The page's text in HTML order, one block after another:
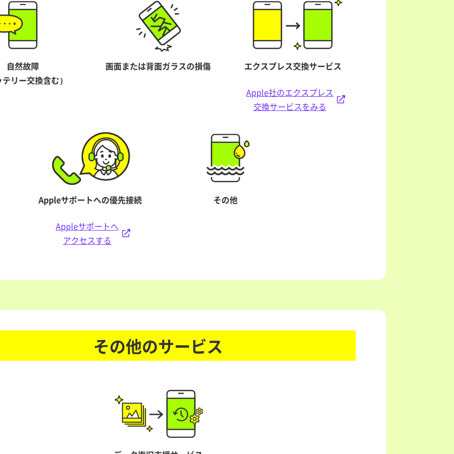
自然故障
リー交換含む）
画面または背面ガラスの損傷 エクスプレス交換サービス
Apple社のエクスプレス
交換サービスをみる
Appleサポートへの優先接続
Appleサポートへ
アクセスする
その他
その他のサービス